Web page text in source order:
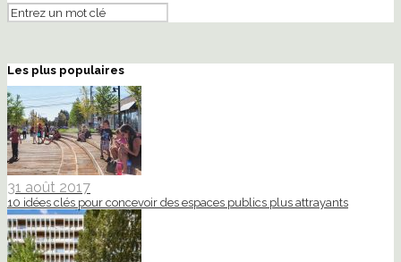
Les plus populaires
31 août 2017
10 idées clés pour concevoir des espaces publics plus attrayants